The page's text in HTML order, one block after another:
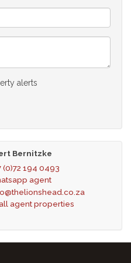
Wohnbereich
am Pool
bisher Rand 18.750.000.-
alerts
Bernitzke
(0)72 194 0493
agent
agent properties